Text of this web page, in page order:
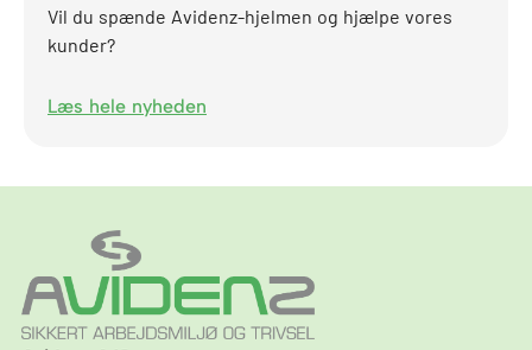
Vil du spænde Avidenz-hjelmen og hjælpe vores
kunder?
Læs hele nyheden